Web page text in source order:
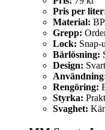
Pris per
Material:
Grepp:
Lock: Snap-
Bärlösning:
Design:
Rengöring:
Styrka:
Svaghet: